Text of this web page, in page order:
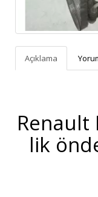
Açıklama
Renault
lik